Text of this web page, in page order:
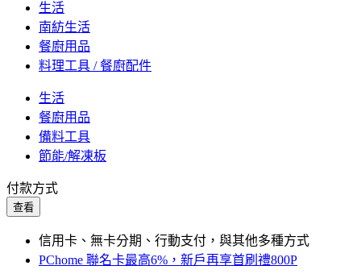
生活
南紡生活
餐廚用品
料理工具 / 餐廚配件
生活
餐廚用品
備料工具
節能/解凍板
付款方式
查看
信用卡、無卡分期、行動支付，與其他多種方式
PChome 聯名卡最高6%，新戶再享首刷禮800P